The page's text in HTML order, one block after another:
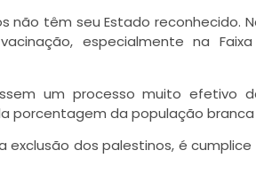
não têm seu Estado reconhecido.
especialmente na
um processo muito efetivo
porcentagem da população
exclusão dos palestinos, é